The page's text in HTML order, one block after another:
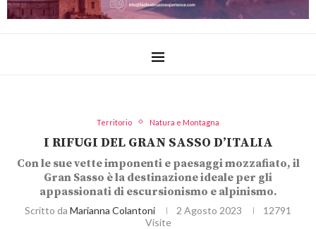
Territorio Natura e Montagna
I RIFUGI DEL GRAN SASSO D’ITALIA
Con le sue vette imponenti e paesaggi mozzafiato, il
Gran Sasso è la destinazione ideale per gli
appassionati di escursionismo e alpinismo.
Scritto da Marianna Colantoni 2 Agosto 2023
12791
Visite